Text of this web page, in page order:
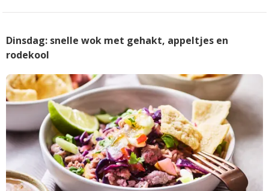
Dinsdag: snelle wok met gehakt, appeltjes en
rodekool